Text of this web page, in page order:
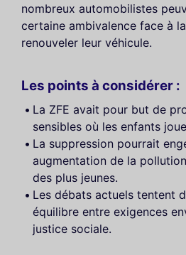
nombreux automobilistes
certaine ambivalence face à
renouveler leur véhicule.
Les points à considérer :
La ZFE avait pour but de
sensibles où les enfants
La suppression pourrait
augmentation de la
des plus jeunes.
Les débats actuels tentent
équilibre entre exigences
justice sociale.